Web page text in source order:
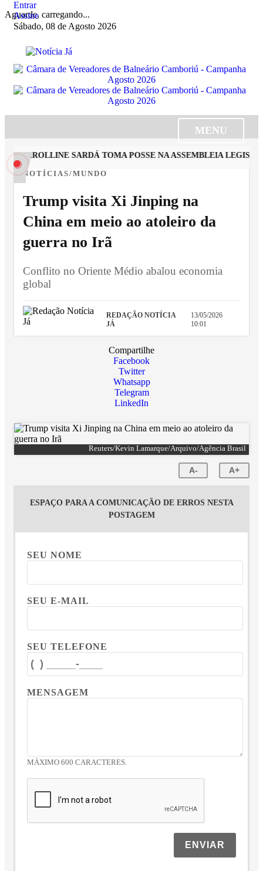
Aguarde, carregando...
Entrar
Assine
Sábado, 08 de Agosto 2026
MENU
CAROLLINE SARDÁ TOMA POSSE NA ASSEMBLEIA
NOTÍCIAS/MUNDO
Trump visita Xi Jinping na
China em meio ao atoleiro da
guerra no Irã
Conflito no Oriente Médio abalou economia
global
REDAÇÃO NOTÍCIA
JÁ
13/05/2026
10:01
Compartilhe
Facebook
Twitter
Whatsapp
Telegram
LinkedIn
Reuters/Kevin Lamarque/Arquivo/Agência Brasil
A- A+
ESPAÇO PARA A COMUNICAÇÃO DE ERROS NESTA
POSTAGEM
SEU NOME
SEU E-MAIL
SEU TELEFONE
MENSAGEM
MÁXIMO 600 CARACTERES.
ENVIAR